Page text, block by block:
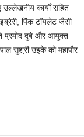
उल्लेखनीय कार्यों सहित
पिंक टॉयलेट जैसी
प्रमोद दुबे और आयुक्त
सुश्री उइके को महापौर